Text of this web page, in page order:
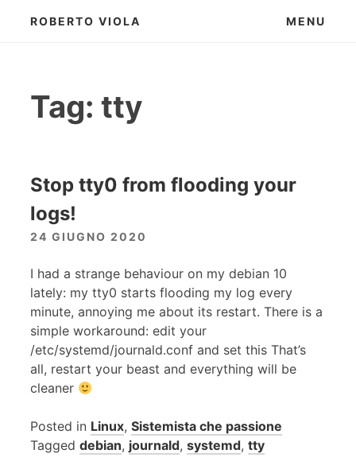
ROBERTO VIOLA MENU
Tag: tty
Stop tty0 from flooding your
logs!
24 GIUGNO 2020
I had a strange behaviour on my debian 10
lately: my tty0 starts flooding my log every
minute, annoying me about its restart. There is a
simple workaround: edit your
/etc/systemd/journald.conf and set this That’s
all, restart your beast and everything will be
cleaner
Posted in Linux, Sistemista che passione
Tagged debian, journald, systemd, tty